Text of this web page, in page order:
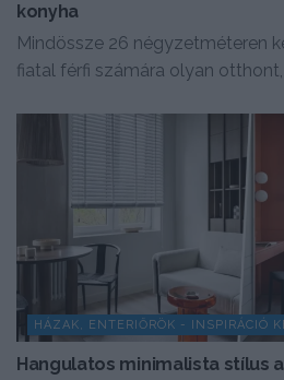
konyha
Mindössze 26 négyzetméteren
fiatal férfi számára olyan otthont,
HÁZAK, ENTERIŐRÖK - INSPIRÁCIÓ
Hangulatos minimalista stílus